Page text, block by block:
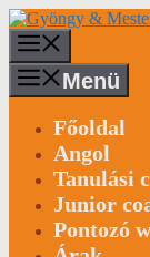
Kilépés
a
tartalomba
Menü
Főoldal
Angol
Tanulási
Junior
Pontozó